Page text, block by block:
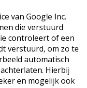
van Google Inc.
die verstuurd
controleert of een
verstuurd, om zo te
automatisch
Hierbij
en mogelijk ook